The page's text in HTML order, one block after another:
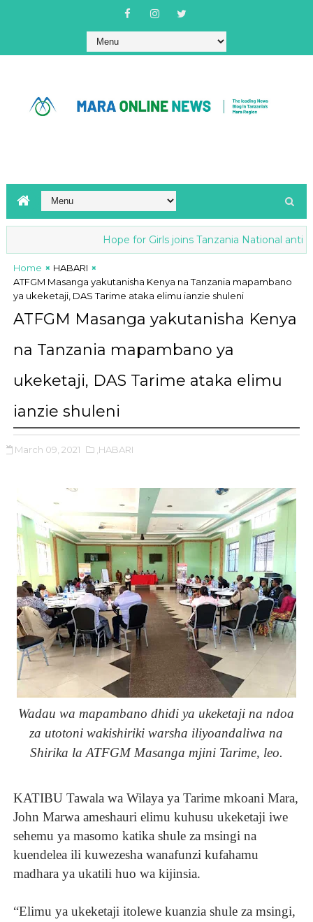
Hope for Girls joins Tanzania National anti-FGM
Home
HABARI
ATFGM Masanga yakutanisha Kenya na Tanzania mapambano
ya ukeketaji, DAS Tarime ataka elimu ianzie shuleni
ATFGM Masanga yakutanisha Kenya
na Tanzania mapambano ya
ukeketaji, DAS Tarime ataka elimu
ianzie shuleni
March 09, 2021 ,HABARI
Wadau wa mapambano dhidi ya ukeketaji na ndoa
za utotoni wakishiriki warsha iliyoandaliwa na
Shirika la ATFGM Masanga mjini Tarime, leo.
KATIBU Tawala wa Wilaya ya Tarime mkoani Mara,
John Marwa ameshauri elimu kuhusu ukeketaji iwe
sehemu ya masomo katika shule za msingi na
kuendelea ili kuwezesha wanafunzi kufahamu
madhara ya ukatili huo wa kijinsia.
“Elimu ya ukeketaji itolewe kuanzia shule za msingi,